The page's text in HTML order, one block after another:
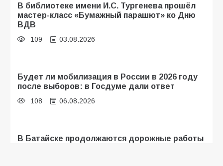
В библиотеке имени И.С. Тургенева прошёл
мастер-класс «Бумажный парашют» ко Дню
ВДВ
109 03.08.2026
Будет ли мобилизация в России в 2026 году
после выборов: в Госдуме дали ответ
108 06.08.2026
В Батайске продолжаются дорожные работы